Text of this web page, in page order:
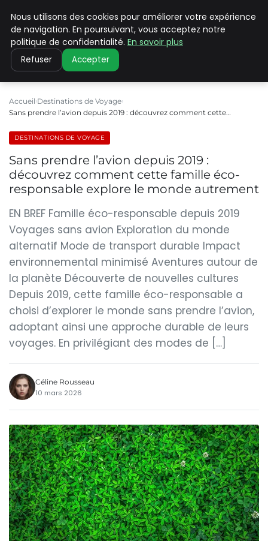
PILAT PATRIMOINES
Accueil Destinations de Voyage
Sans prendre l’avion depuis 2019 : découvrez comment cette…
DESTINATIONS DE VOYAGE
Sans prendre l’avion depuis 2019 :
découvrez comment cette famille éco-
responsable explore le monde autrement
EN BREF Famille éco-responsable depuis 2019
Voyages sans avion Exploration du monde
alternatif Mode de transport durable Impact
environnemental minimisé Aventures autour de
la planète Découverte de nouvelles cultures
Depuis 2019, cette famille éco-responsable a
choisi d’explorer le monde sans prendre l’avion,
adoptant ainsi une approche durable de leurs
voyages. En privilégiant des modes de […]
Céline Rousseau
10 mars 2026
Nous utilisons des cookies pour améliorer votre expérience
de navigation. En poursuivant, vous acceptez notre
politique de confidentialité. En savoir plus
Refuser Accepter